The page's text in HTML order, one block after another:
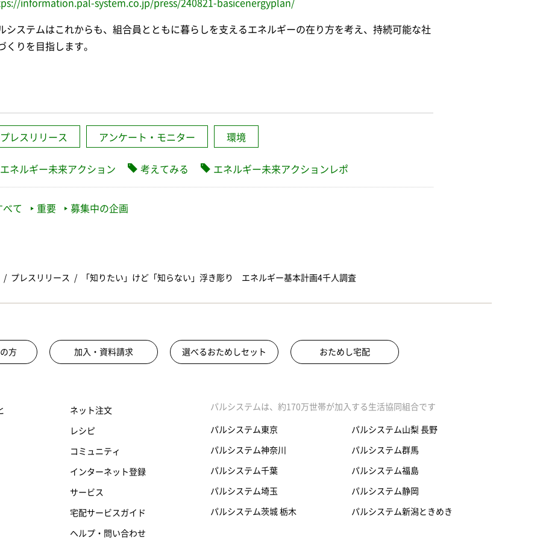
information.pal-system.co.jp/press/240821-basicenergyplan/
システムはこれからも、組合員とともに暮らしを支えるエネルギーの在り方を考え、持続可能な社
くりを目指します。
プレスリリース アンケート・モニター 環境
エネルギー未来アクション 考えてみる エネルギー未来アクションレポ
べて 重要 募集中の企画
プレスリリース 「知りたい」けど「知らない」浮き彫り エネルギー基本計画4千人調査
方 加入・資料請求 選べるおためしセット おためし宅配
ネット注文
レシピ
コミュニティ
インターネット登録
サービス
宅配サービスガイド
ヘルプ・問い合わせ
パルシステムは、約170万世帯が加入する生活協同組合です
パルシステム東京
パルシステム神奈川
パルシステム千葉
パルシステム埼玉
パルシステム茨城 栃木
パルシステム山梨 長野
パルシステム群馬
パルシステム福島
パルシステム静岡
パルシステム新潟ときめき